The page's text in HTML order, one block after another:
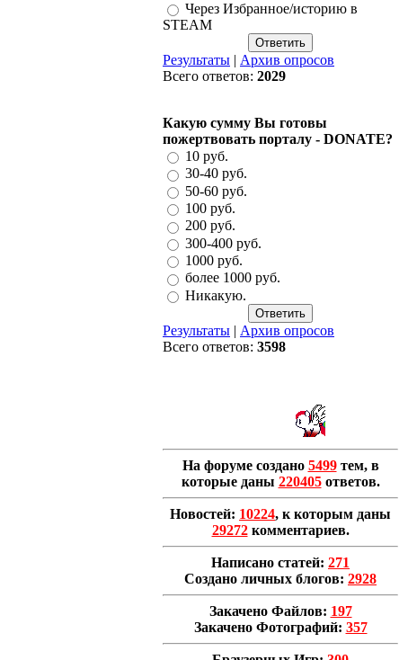
Через Избранное/историю в
STEAM
Результаты | Архив опросов
Всего ответов: 2029
Какую сумму Вы готовы
пожертвовать порталу - DONATE?
10 руб.
30-40 руб.
50-60 руб.
100 руб.
200 руб.
300-400 руб.
1000 руб.
более 1000 руб.
Никакую.
Результаты | Архив опросов
Всего ответов: 3598
На форуме создано 5499тем, в
которые даны 220405ответов.
Новостей: 10224, к которым даны
29272комментариев.
Написано статей: 271
Создано личных блогов: 2928
Закачено Файлов: 197
Закачено Фотографий: 357